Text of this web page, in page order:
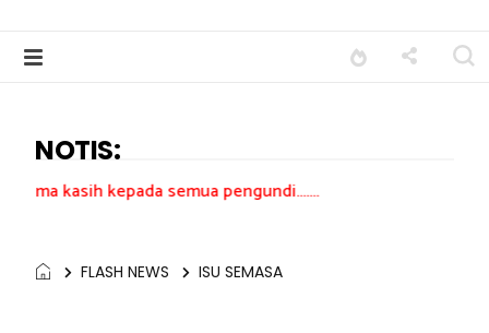
NOTIS:
semua pengundi.......
FLASH NEWS ISU SEMASA